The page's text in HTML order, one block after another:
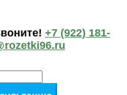
+7 (922) 181-